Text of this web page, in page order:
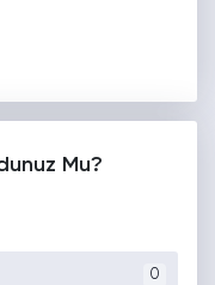
Mu?
0